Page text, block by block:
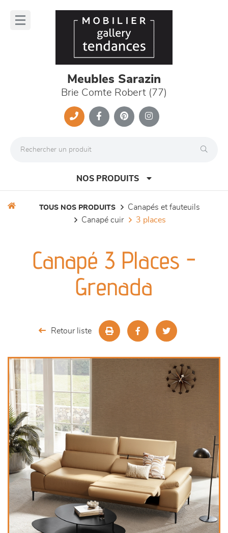
Meubles Sarazin
Brie Comte Robert (77)
NOS PRODUITS
séjours
meubles de complément
TOUS NOS PRODUITS
canapés et fauteuils
canapé cuir
3 places
Canapé 3 Places -
Grenada
Retour liste